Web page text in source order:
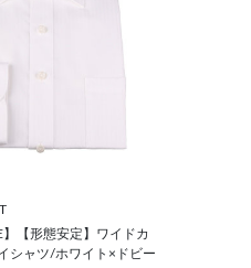
】【形態安定】ワイドカ
シャツ/ホワイト×ドビー